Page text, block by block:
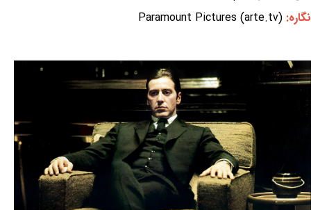
نگاره: Paramount Pictures (arte.tv)